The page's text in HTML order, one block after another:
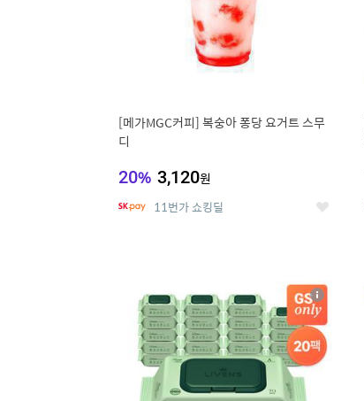
[메가MGC커피] 복숭아 퐁당 요거트 스무
디
20% 3,120원
11번가 쇼킹딜 좋
상
세